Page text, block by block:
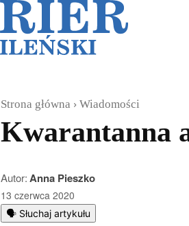
Strona główna Wiadomości
Kwarantanna
Autor:Anna Pieszko
13 czerwca 2020
🗣️ Słuchaj artykułu